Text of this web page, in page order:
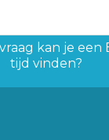
kan je een
tijd vinden?